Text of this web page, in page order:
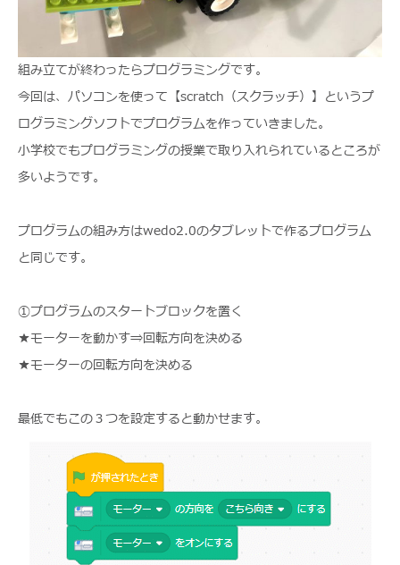
組み立てが終わったらプログラミングです。
今回は、パソコンを使って【scratch（スクラッチ）】というプ
ログラミングソフトでプログラムを作っていきました。
小学校でもプログラミングの授業で取り入れられているところが
多いようです。
プログラムの組み方はwedo2.0のタブレットで作るプログラム
と同じです。
①プログラムのスタートブロックを置く
★モーターを動かす⇒回転方向を決める
★モーターの回転方向を決める
最低でもこの３つを設定すると動かせます。